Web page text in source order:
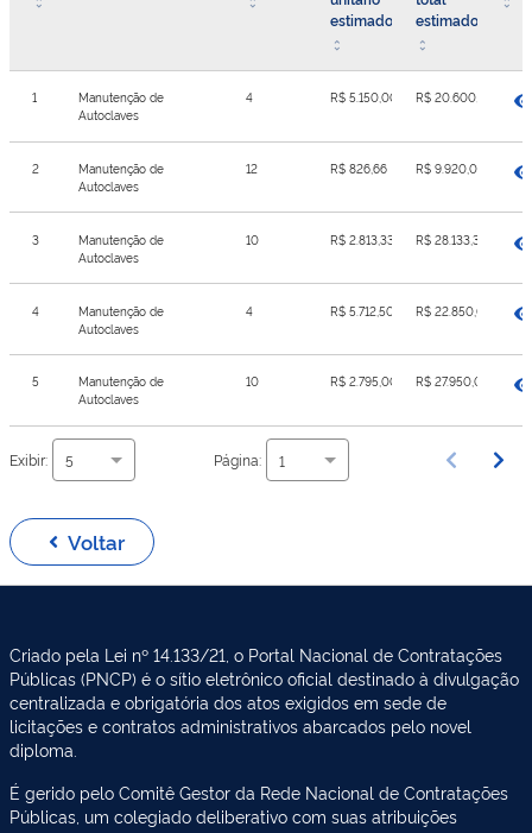
estimado
estimado
1
Manutenção de
Autoclaves
4 R$ 5.150,00 R$ 20.600,00
2
Manutenção de
Autoclaves
12 R$ 826,66 R$ 9.920,00
3
Manutenção de
Autoclaves
10 R$ 2.813,33 R$ 28.133,33
4
Manutenção de
Autoclaves
4 R$ 5.712,50 R$ 22.850,00
5
Manutenção de
Autoclaves
10 R$ 2.795,00 R$ 27.950,00
Exibir: 5 Página: 1
Voltar
Criado pela Lei nº 14.133/21, o Portal Nacional de Contratações
Públicas (PNCP) é o sítio eletrônico oficial destinado à divulgação
centralizada e obrigatória dos atos exigidos em sede de
licitações e contratos administrativos abarcados pelo novel
diploma.
É gerido pelo Comitê Gestor da Rede Nacional de Contratações
Públicas, um colegiado deliberativo com suas atribuições